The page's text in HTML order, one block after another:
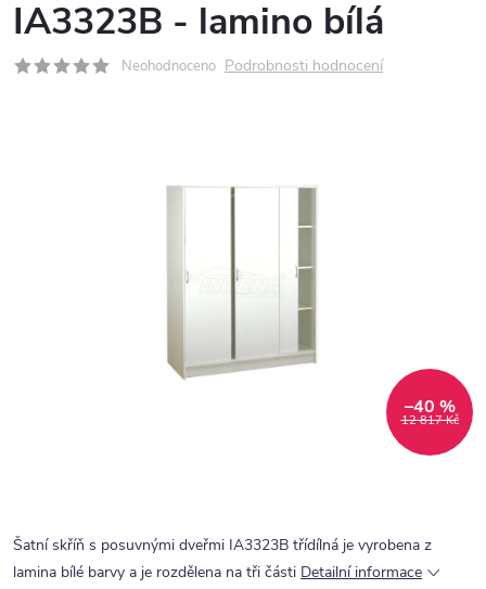
IA3323B - lamino bílá
Neohodnoceno Podrobnosti hodnocení
12 817 Kč
–40 %
Šatní skříň s posuvnými dveřmi IA3323B třídílná je vyrobena z
lamina bílé barvy a je rozdělena na tři části Detailní informace